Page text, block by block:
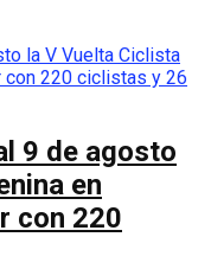
9 de agosto
en
con 220